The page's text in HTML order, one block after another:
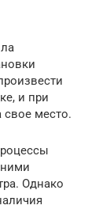
и при
свое место.
Однако